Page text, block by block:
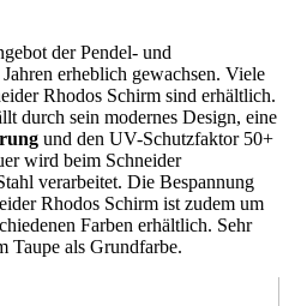
der Pendel- und
erheblich gewachsen. Viele
Rhodos Schirm sind erhältlich.
durch sein modernes Design, eine
und den UV-Schutzfaktor 50+
wird beim Schneider
verarbeitet. Die Bespannung
Rhodos Schirm ist zudem um
Farben erhältlich. Sehr
Taupe als Grundfarbe.